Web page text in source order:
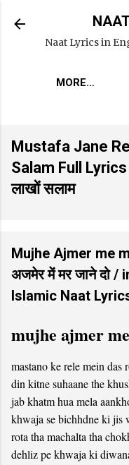
Skip
Naat Lyrics in
MORE…
Mustafa Jane
Salam Full Lyrics
लाखों सलाम
Mujhe Ajmer me
अजमेर में मर जाने दो
Islamic Naat
mujhe ajmer
mastano ke rele mein das
din kitne suhaane the
jab khatm hua mela
khwaja se bichhdne ki jis
rota tha machalta tha
dehliz pe khwaja ki